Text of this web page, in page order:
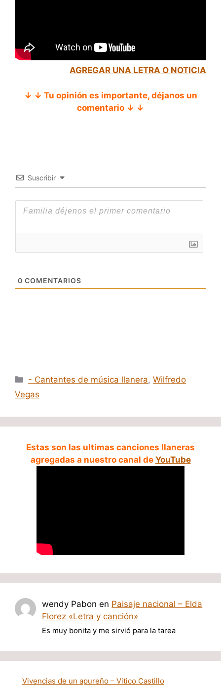
AGREGAR UNA LETRA O NOTICIA
↓ ↓ Tu opinión es importante, déjanos un
comentario ↓ ↓
Suscribir
0 COMENTARIOS
Categorías
- Cantantes de música llanera,Wilfredo
Vegas
Estas son las ultimas canciones llaneras
agregadas a nuestro canal de YouTube
wendy Pabon en Paisaje nacional – Elda
Florez «Letra y canción»
Es muy bonita y me sirvió para la tarea
Vivencias de un apureño – Vitico Castillo